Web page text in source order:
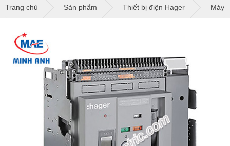
Trang chủ Sản phẩm Thiết bị điện Hager Máy